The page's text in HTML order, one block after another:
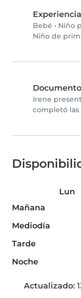
Bebé • Niño
Niño de
Irene
completó las
Lun
Mañana
Mediodía
Tarde
Noche
Actualizado: